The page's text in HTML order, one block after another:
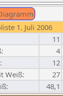
1. Juli 2006
11
4
12
Weiß:
27
48,1